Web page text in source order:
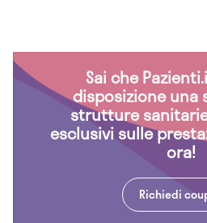
Sai che
disposizione una
strutture
esclusivi sulle
ora!
Richiedi